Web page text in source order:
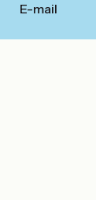
E-mail